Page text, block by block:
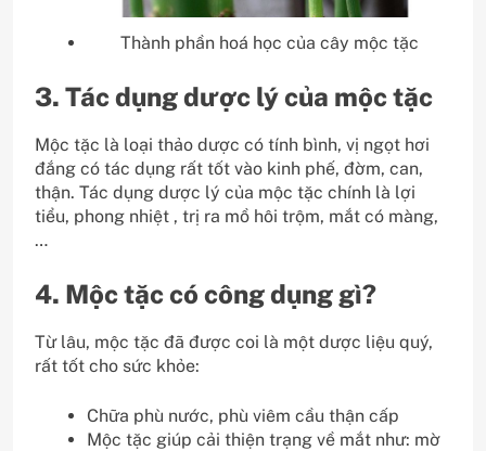
Thành phần hoá học của cây mộc tặc
3. Tác dụng dược lý của mộc tặc
Mộc tặc là loại thảo dược có tính bình, vị ngọt hơi
đắng có tác dụng rất tốt vào kinh phế, đờm, can,
thận. Tác dụng dược lý của mộc tặc chính là lợi
tiểu, phong nhiệt , trị ra mồ hôi trộm, mắt có màng,
…
4. Mộc tặc có công dụng gì?
Từ lâu, mộc tặc đã được coi là một dược liệu quý,
rất tốt cho sức khỏe:
Chữa phù nước, phù viêm cầu thận cấp
Mộc tặc giúp cải thiện trạng về mắt như: mờ